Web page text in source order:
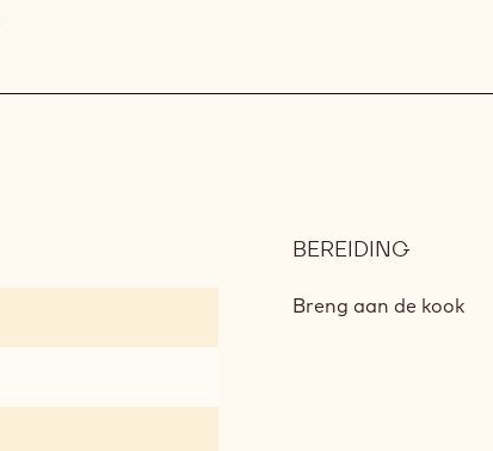
BEREIDING:
Breng aan de kook